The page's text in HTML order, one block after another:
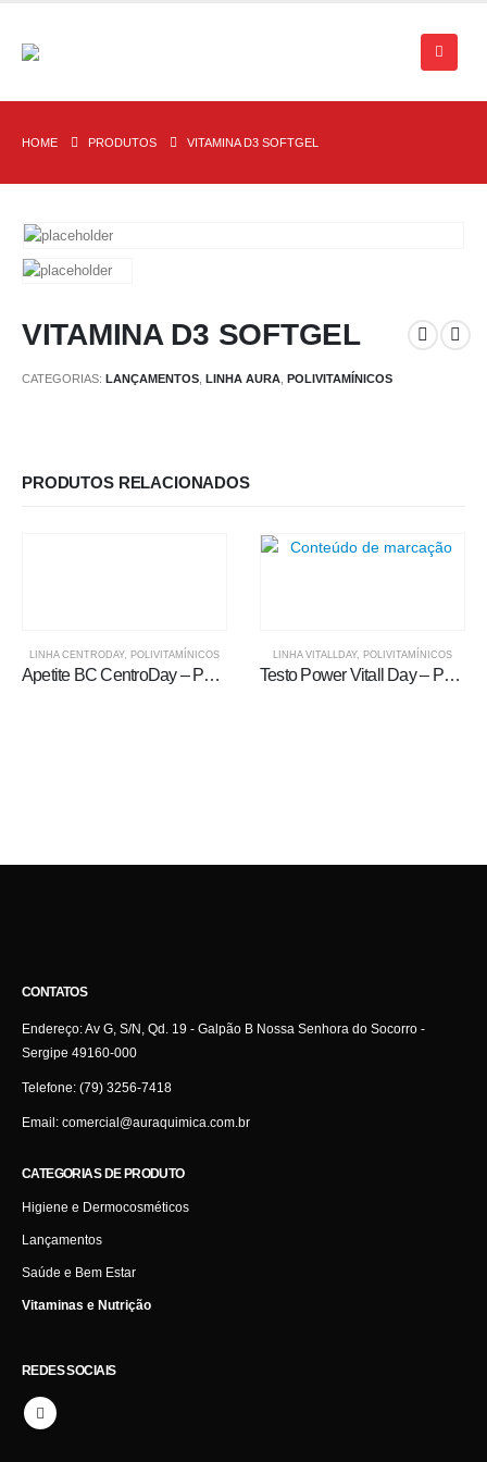
HOME PRODUTOS VITAMINA D3 SOFTGEL
VITAMINA D3 SOFTGEL
CATEGORIAS: LANÇAMENTOS LINHA AURA POLIVITAMÍNICOS
PRODUTOS RELACIONADOS
LINHA CENTRODAY, POLIVITAMÍNICOS
Apetite BC CentroDay – Polivitamínico Líquido
LINHA VITALLDAY, POLIVITAMÍNICOS
Testo Power Vitall Day – Polivitamínico
CONTATOS
Endereço:Av G, S/N, Qd. 19 - Galpão B Nossa Senhora do Socorro -
Sergipe 49160-000
Telefone: (79) 3256-7418
Email: comercial@auraquimica.com.br
CATEGORIAS DE PRODUTO
Higiene e Dermocosméticos
Lançamentos
Saúde e Bem Estar
Vitaminas e Nutrição
REDES SOCIAIS